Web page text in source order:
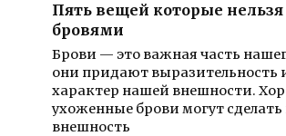
Пять вещей которые нельзя
бровями
Брови — это важная часть
они придают выразительность
характер нашей внешности.
ухоженные брови могут
внешность